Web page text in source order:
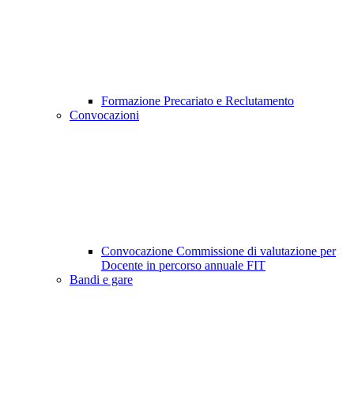
Formazione Precariato e Reclutamento
Convocazioni
Convocazione Commissione di valutazione per
Docente in percorso annuale FIT
Bandi e gare